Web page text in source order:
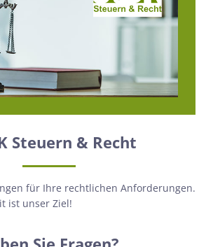
Steuern & Recht
für Ihre rechtlichen Anforderungen.
ist unser Ziel!